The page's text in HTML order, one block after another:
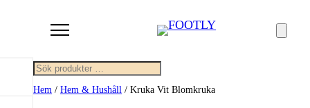
Sök
Hem / Hem & Hushåll / Kruka Vit Blomkruka